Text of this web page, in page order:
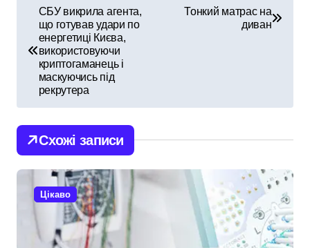
г
а
ц
СБУ викрила агента,
що готував удари по
енергетиці Києва,
використовуючи
криптогаманець і
маскуючись під
рекрутера
Тонкий матрас на
диван
Схожі записи
Цікаво